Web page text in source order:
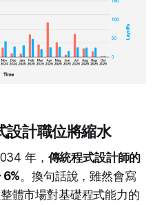
設計職位將縮水
年，傳統程式設計師的
6%。換句話說，雖然會寫
體市場對基礎程式能力的